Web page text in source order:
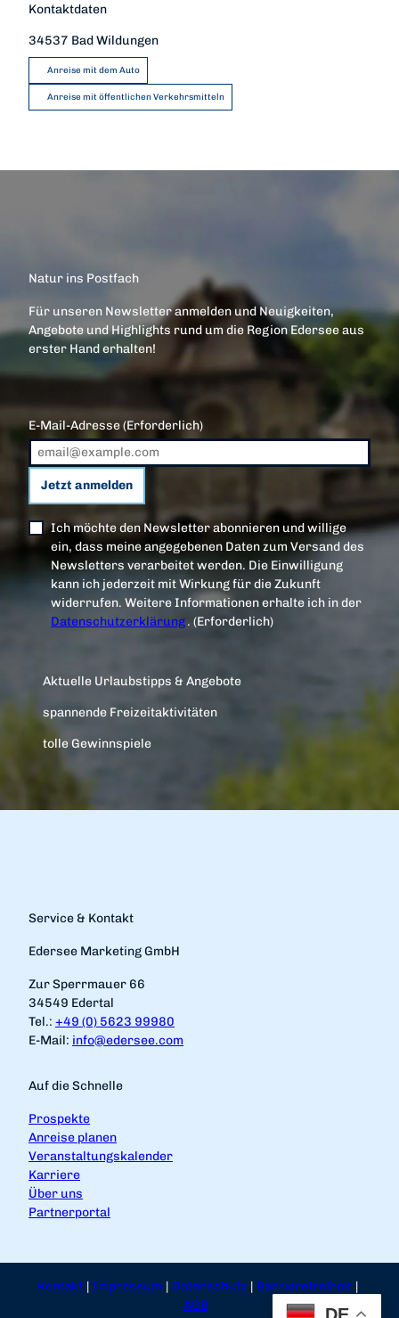
Kontaktdaten
34537 Bad Wildungen
Anreise mit dem Auto
Anreise mit öffentlichen Verkehrsmitteln
Natur ins Postfach
Für unseren Newsletter anmelden und Neuigkeiten,
Angebote und Highlights rund um die Region Edersee aus
erster Hand erhalten!
E-Mail-Adresse(Erforderlich)
Jetzt anmelden
Ich möchte den Newsletter abonnieren und willige
ein, dass meine angegebenen Daten zum Versand des
Newsletters verarbeitet werden. Die Einwilligung
kann ich jederzeit mit Wirkung für die Zukunft
widerrufen. Weitere Informationen erhalte ich in der
Datenschutzerklärung.(Erforderlich)
Aktuelle Urlaubstipps & Angebote
spannende Freizeitaktivitäten
tolle Gewinnspiele
Service & Kontakt
Edersee Marketing GmbH
Zur Sperrmauer 66
34549 Edertal
Tel.: +49 (0) 5623 99980
E-Mail: info@edersee.com
Auf die Schnelle
Prospekte
Anreise planen
Veranstaltungskalender
Karriere
Über uns
Partnerportal
Kontakt Impressum Datenschutz
Barrierefreiheit
AGB